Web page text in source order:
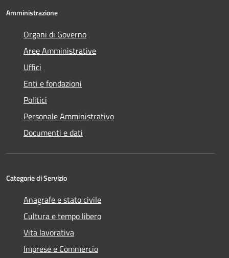
Amministrazione
Organi di Governo
Aree Amministrative
Uffici
Enti e fondazioni
Politici
Personale Amministrativo
Documenti e dati
Categorie di Servizio
Anagrafe e stato civile
Cultura e tempo libero
Vita lavorativa
Imprese e Commercio